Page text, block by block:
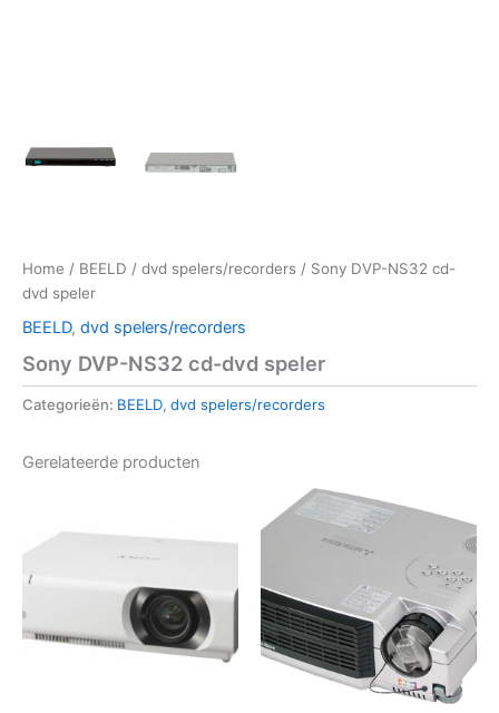
Home / BEELD / dvd spelers/recorders / Sony DVP-NS32 cd-
dvd speler
BEELD, dvd spelers/recorders
Sony DVP-NS32 cd-dvd speler
Categorieën: BEELD, dvd spelers/recorders
Gerelateerde producten